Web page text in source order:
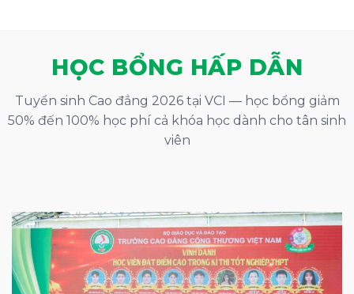
HỌC BỔNG HẤP DẪN
Tuyển sinh Cao đẳng 2026 tại VCI — học bổng giảm
50% đến 100% học phí cả khóa học dành cho tân sinh
viên